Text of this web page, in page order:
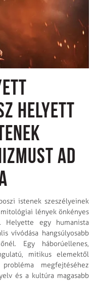
helyett
ad
istenek szeszélyeinek
lények önkényes
Helyette egy humanista
vívódása hangsúlyo­sabb
Egy háborúellenes,
mitikus elemektől
megfejtésé­hez
és a kultúra magasabb